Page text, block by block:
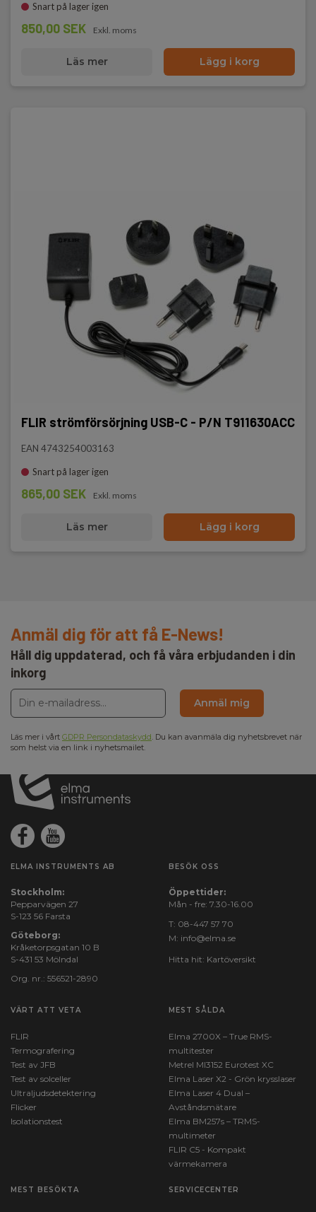
Snart på lager igen
850,00 SEK Exkl. moms
Läs mer Lägg i korg
FLIR strömförsörjning USB-C - P/N T911630ACC
EAN 4743254003163
Snart på lager igen
865,00 SEK Exkl. moms
Läs mer Lägg i korg
Anmäl dig för att få E-News!
Håll dig uppdaterad, och få våra erbjudanden i din
inkorg
Anmäl mig
Läs mer i vårt GDPR Persondataskydd. Du kan avanmäla dig nyhetsbrevet när
som helst via en link i nyhetsmailet.
ELMA INSTRUMENTS AB
Stockholm:
Pepparvägen 27
S-123 56 Farsta
Göteborg:
Kråketorpsgatan 10 B
S-431 53 Mölndal
Org. nr.: 556521-2890
BESÖK OSS
Öppettider:
Mån - fre: 7.30-16.00
T: 08-447 57 70
M: info@elma.se
Hitta hit: Kartöversikt
VÄRT ATT VETA
FLIR
Termografering
Test av JFB
Test av solceller
Ultraljudsdetektering
Flicker
Isolationstest
MEST SÅLDA
Elma 2700X – True RMS-
multitester
Metrel MI3152 Eurotest XC
Elma Laser X2 - Grön krysslaser
Elma Laser 4 Dual –
Avståndsmätare
Elma BM257s – TRMS-
multimeter
FLIR C5 - Kompakt
värmekamera
MEST BESÖKTA SERVICECENTER